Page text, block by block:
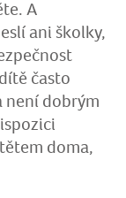
A
ani školky,
často
není dobrým
doma,